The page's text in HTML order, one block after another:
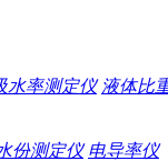
水率测定仪 液体比
份测定仪 电导率仪